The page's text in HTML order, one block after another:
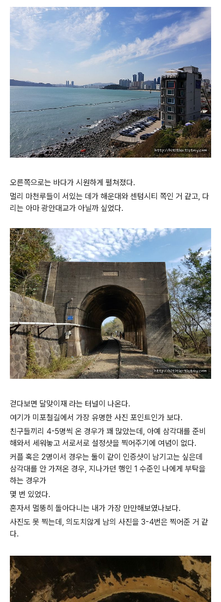
오른쪽으로는 바다가 시원하게 펼쳐졌다.
멀리 마천루들이 서있는 데가 해운대와 센텀시티 쪽인 거 같고, 다
리는 아마 광안대교가 아닐까 싶었다.
걷다보면 달맞이재 라는 터널이 나온다.
여기가 미포철길에서 가장 유명한 사진 포인트인가 보다.
친구들끼리 4-5명씩 온 경우가 꽤 많았는데, 아예 삼각대를 준비
해와서 세워놓고 서로서로 설정샷을 찍어주기에 여념이 없다.
커플 혹은 2명이서 경우는 둘이 같이 인증샷이 남기고는 싶은데
삼각대를 안 가져온 경우, 지나가던 행인 1 수준인 나에게 부탁을
하는 경우가
몇 번 있었다.
혼자서 멀뚱히 돌아다니는 내가 가장 만만해보였나보다.
사진도 못 찍는데, 의도치않게 남의 사진을 3-4번은 찍어준 거 같
다.